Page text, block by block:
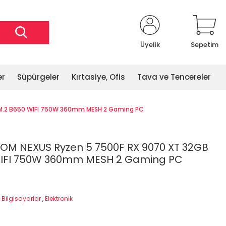
Üyelik Sepetim
Süpürgeler Kırtasiye, Ofis Tava ve Tencereler
B650 WIFI 750W 360mm MESH 2 Gaming PC
NEXUS Ryzen 5 7500F RX 9070 XT 32GB
750W 360mm MESH 2 Gaming PC
,Elektronik